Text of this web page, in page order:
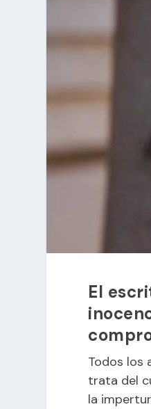
El
Todos los
trata del
la